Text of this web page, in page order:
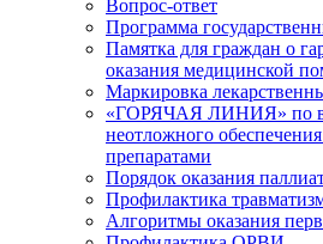
Вопрос-ответ
Программа
Памятка для граждан о
оказания медицинской
Маркировка
«ГОРЯЧАЯ ЛИНИЯ» по
неотложного
препаратами
Порядок оказания
Профилактика
Алгоритмы оказания